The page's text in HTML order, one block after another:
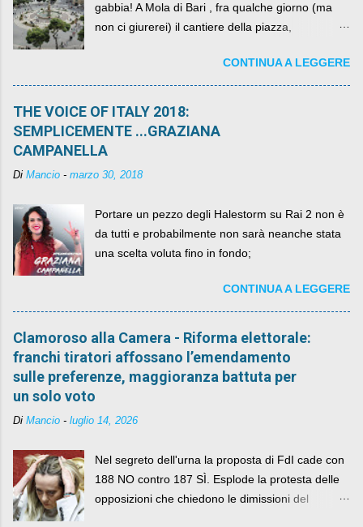
gabbia! A Mola di Bari , fra qualche giorno (ma
non ci giurerei) il cantiere della piazza,
per un numero esorbitante di mesi, non ci sarà
più. C'era una volta Piazza XX Settembre ,
CONTINUA A LEGGERE
THE VOICE OF ITALY 2018:
SEMPLICEMENTE ...GRAZIANA
CAMPANELLA
Di Mancio - marzo 30, 2018
Portare un pezzo degli Halestorm su Rai 2 non è
da tutti e probabilmente non sarà neanche stata
una scelta voluta fino in fondo;
CONTINUA A LEGGERE
Clamoroso alla Camera - Riforma elettorale:
franchi tiratori affossano l’emendamento
sulle preferenze, maggioranza battuta per
un solo voto
Di Mancio - luglio 14, 2026
Nel segreto dell'urna la proposta di FdI cade con
188 NO contro 187 SÌ. Esplode la protesta delle
opposizioni che chiedono le dimissioni del